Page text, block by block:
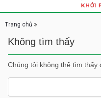
Trang chủ
Không tìm thấy
Chúng tôi không thể tìm thấy